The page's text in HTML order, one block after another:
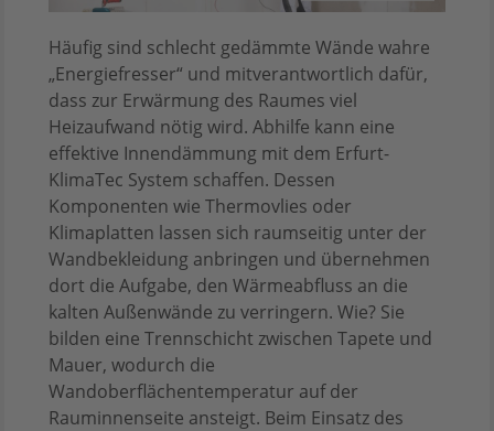
Häufig sind schlecht gedämmte Wände wahre
„Energiefresser“ und mitverantwortlich dafür,
dass zur Erwärmung des Raumes viel
Heizaufwand nötig wird. Abhilfe kann eine
effektive Innendämmung mit dem Erfurt-
KlimaTec System schaffen. Dessen
Komponenten wie Thermovlies oder
Klimaplatten lassen sich raumseitig unter der
Wandbekleidung anbringen und übernehmen
dort die Aufgabe, den Wärmeabfluss an die
kalten Außenwände zu verringern. Wie? Sie
bilden eine Trennschicht zwischen Tapete und
Mauer, wodurch die
Wandoberflächentemperatur auf der
Rauminnenseite ansteigt. Beim Einsatz des